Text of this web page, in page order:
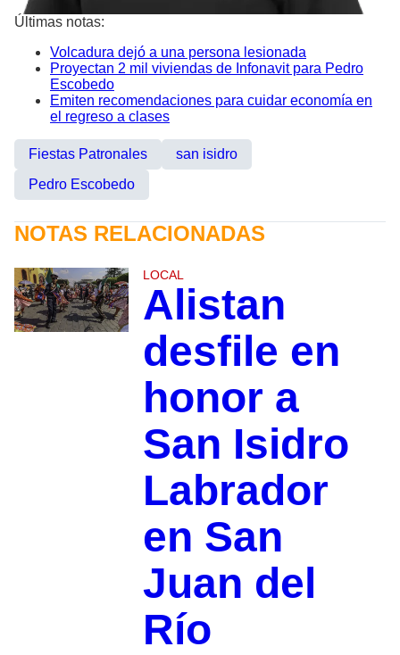
Últimas notas:
Volcadura dejó a una persona lesionada
Proyectan 2 mil viviendas de Infonavit para Pedro
Escobedo
Emiten recomendaciones para cuidar economía en
el regreso a clases
Fiestas Patronales
san isidro
Pedro Escobedo
NOTAS RELACIONADAS
LOCAL
Alistan
desfile en
honor a
San Isidro
Labrador
en San
Juan del
Río